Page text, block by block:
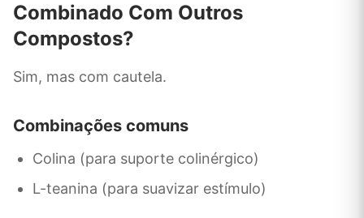
Combinado Com Outros
Compostos?
Sim, mas com cautela.
Combinações comuns
Colina (para suporte colinérgico)
L-teanina (para suavizar estímulo)